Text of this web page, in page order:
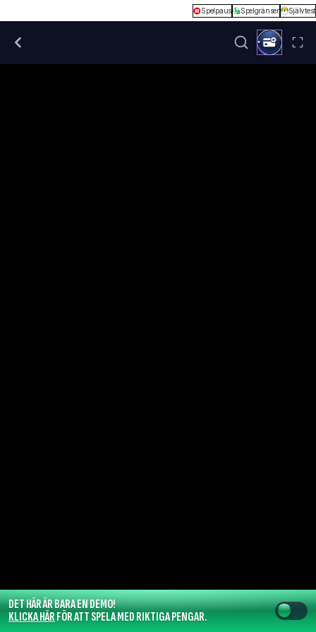
Spelpaus Spelgränser Självtest
DET HÄR ÄR BARA EN DEMO!
KLICKA HÄRFÖR ATT SPELA MED RIKTIGA PENGAR.